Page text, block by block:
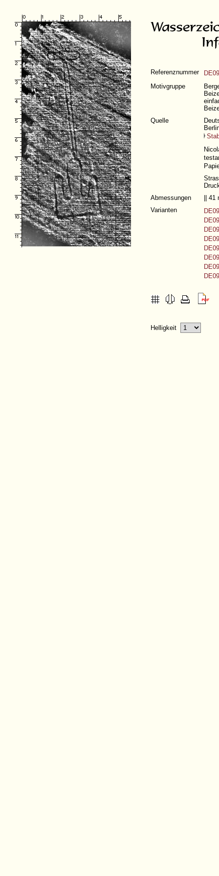
Referenznummer
Motivgruppe
Quelle
Abmessungen
||
Varianten
Helligkeit